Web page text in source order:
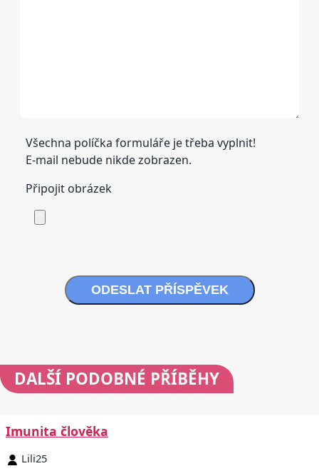
Všechna políčka formuláře je třeba vyplnit!
E-mail nebude nikde zobrazen.
Připojit obrázek
ODESLAT PŘÍSPĚVEK
DALŠÍ PODOBNÉ PŘÍBĚHY
Imunita člověka
Lili25